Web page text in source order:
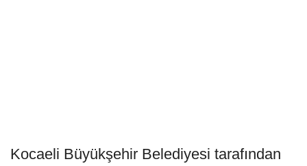
Kocaeli Büyükşehir Belediyesi tarafından